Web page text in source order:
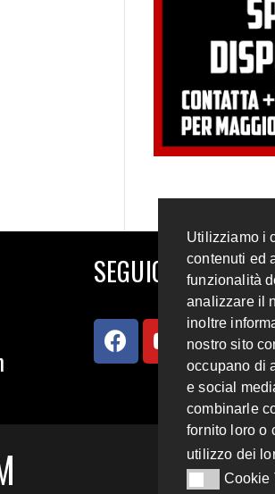
SEGUICI SUI
Utilizziamo i
contenuti ed
funzionalità
analizzare il
inoltre
nostro sito
occupano di
e social
combinarle
fornito loro o
utilizzo dei
CookieCookie